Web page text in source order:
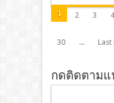
1 2 3 4
30
... Last
กดติดตามแ